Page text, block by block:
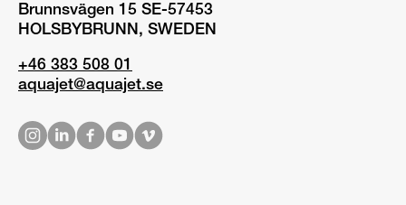
Brunnsvägen 15 SE-57453
HOLSBYBRUNN, SWEDEN
+46 383 508 01
aquajet@aquajet.se